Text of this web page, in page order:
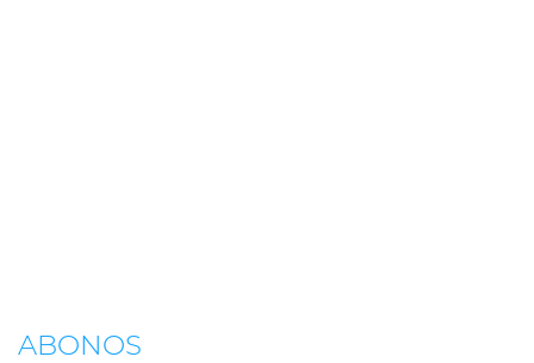
ABONOS